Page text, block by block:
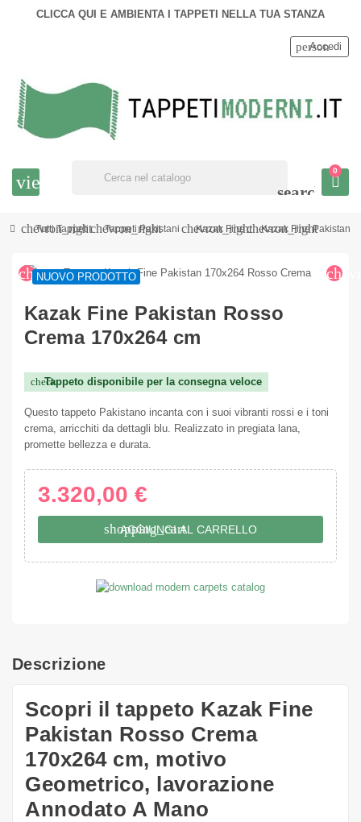
CLICCA QUI E AMBIENTA I TAPPETI NELLA TUA STANZA
view_headline search
person
Accedi
0
chevron_right
Tutti Tappeti chevron_right
Tappeti Pakistani chevron_right
Kazak Fine chevron_right
Kazak Fine Pakistan
chevron_left
NUOVO PRODOTTO
Kazak Fine Pakistan Rosso
Crema 170x264 cm
check
Tappeto disponibile per la consegna veloce
Questo tappeto Pakistano incanta con i suoi vibranti rossi e i toni
crema, arricchiti da dettagli blu. Realizzato in pregiata lana,
promette bellezza e durata.
3.320,00 €
shopping_cart
AGGIUNGI AL CARRELLO
Descrizione
Scopri il tappeto Kazak Fine
Pakistan Rosso Crema
170x264 cm, motivo
Geometrico, lavorazione
Annodato A Mano